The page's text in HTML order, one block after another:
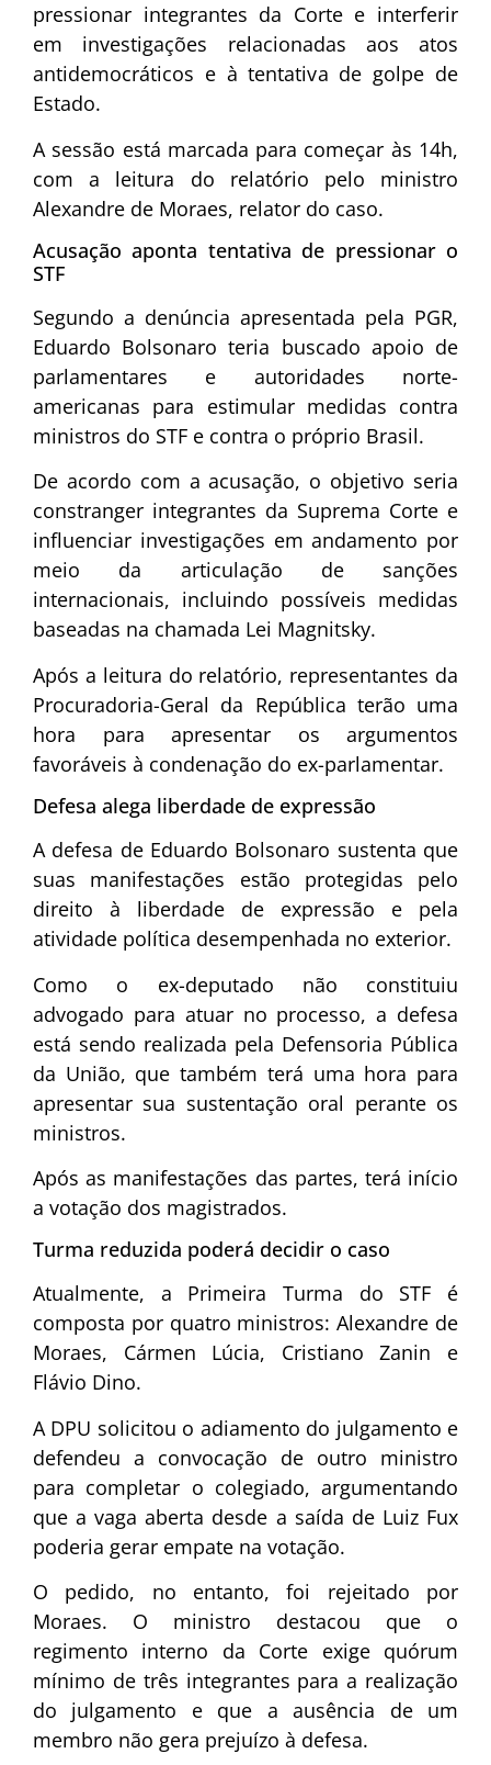
pressionar integrantes da Corte e interferir
em investigações relacionadas aos atos
antidemocráticos e à tentativa de golpe de
Estado.
A sessão está marcada para começar às 14h,
com a leitura do relatório pelo ministro
Alexandre de Moraes, relator do caso.
Acusação aponta tentativa de pressionar o
STF
Segundo a denúncia apresentada pela PGR,
Eduardo Bolsonaro teria buscado apoio de
parlamentares e autoridades norte-
americanas para estimular medidas contra
ministros do STF e contra o próprio Brasil.
De acordo com a acusação, o objetivo seria
constranger integrantes da Suprema Corte e
influenciar investigações em andamento por
meio da articulação de sanções
internacionais, incluindo possíveis medidas
baseadas na chamada Lei Magnitsky.
Após a leitura do relatório, representantes da
Procuradoria-Geral da República terão uma
hora para apresentar os argumentos
favoráveis à condenação do ex-parlamentar.
Defesa alega liberdade de expressão
A defesa de Eduardo Bolsonaro sustenta que
suas manifestações estão protegidas pelo
direito à liberdade de expressão e pela
atividade política desempenhada no exterior.
Como o ex-deputado não constituiu
advogado para atuar no processo, a defesa
está sendo realizada pela Defensoria Pública
da União, que também terá uma hora para
apresentar sua sustentação oral perante os
ministros.
Após as manifestações das partes, terá início
a votação dos magistrados.
Turma reduzida poderá decidir o caso
Atualmente, a Primeira Turma do STF é
composta por quatro ministros:Alexandre de
Moraes, Cármen Lúcia, Cristiano Zanin e
Flávio Dino.
A DPU solicitou o adiamento do julgamento e
defendeu a convocação de outro ministro
para completar o colegiado, argumentando
que a vaga aberta desde a saída de Luiz Fux
poderia gerar empate na votação.
O pedido, no entanto, foi rejeitado por
Moraes. O ministro destacou que o
regimento interno da Corte exige quórum
mínimo de três integrantes para a realização
do julgamento e que a ausência de um
membro não gera prejuízo à defesa.